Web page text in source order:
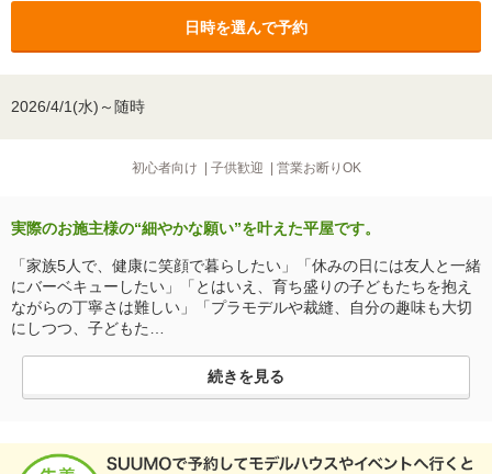
日時を選んで予約
2026/4/1(水)～随時
初心者向け 子供歓迎 営業お断りOK
実際のお施主様の“細やかな願い”を叶えた平屋です。
「家族5人で、健康に笑顔で暮らしたい」「休みの日には友人と一緒
にバーベキューしたい」「とはいえ、育ち盛りの子どもたちを抱え
ながらの丁寧さは難しい」「プラモデルや裁縫、自分の趣味も大切
にしつつ、子どもた…
続きを見る